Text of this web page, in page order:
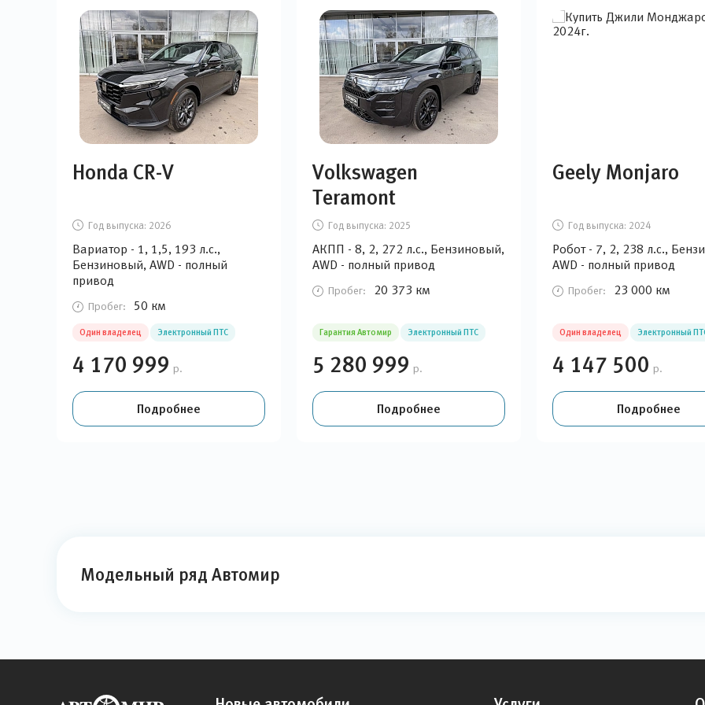
Honda CR-V
Год выпуска: 2026
Вариатор - 1, 1,5, 193 л.с.,
Бензиновый, AWD - полный
привод
Пробег: 50 км
Один владелец Электронный ПТС
4 170 999 р.
Подробнее
Volkswagen
Teramont
Год выпуска: 2025
АКПП - 8, 2, 272 л.с., Бензиновый,
AWD - полный привод
Пробег: 20 373 км
Гарантия Автомир Электронный ПТС
5 280 999 р.
Подробнее
Geely Monjaro
Год выпуска: 2024
Робот - 7, 2, 238 л.с.,
AWD - полный привод
Пробег: 23 000 км
Один владелец Электронный
4 147 500 р.
Подробнее
Модельный ряд Автомир